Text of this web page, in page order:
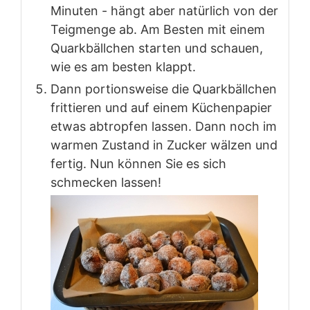
Minuten - hängt aber natürlich von der
Teigmenge ab. Am Besten mit einem
Quarkbällchen starten und schauen,
wie es am besten klappt.
Dann portionsweise die Quarkbällchen
frittieren und auf einem Küchenpapier
etwas abtropfen lassen. Dann noch im
warmen Zustand in Zucker wälzen und
fertig. Nun können Sie es sich
schmecken lassen!